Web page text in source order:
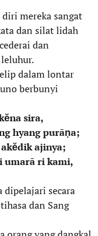
mereka sangat
dan silat lidah
dan
dalam lontar
berbunyi
sira,
hyang purāṇa;
ajinya;
umarā ri kami,
dipelajari secara
dan Sang